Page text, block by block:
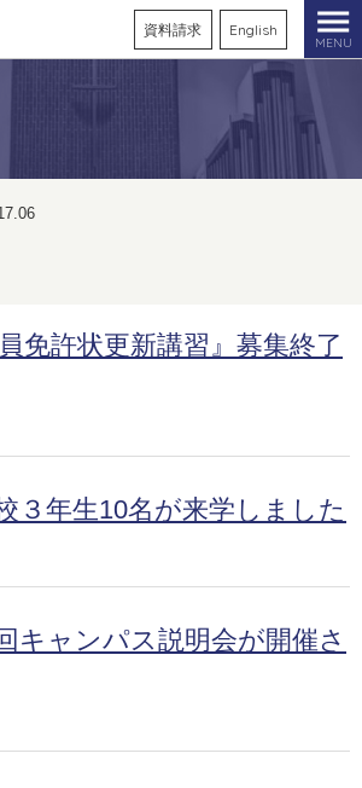
資料請求 English
MENU
免許状更新講習』募集終了
３年生10名が来学しました
キャンパス説明会が開催さ